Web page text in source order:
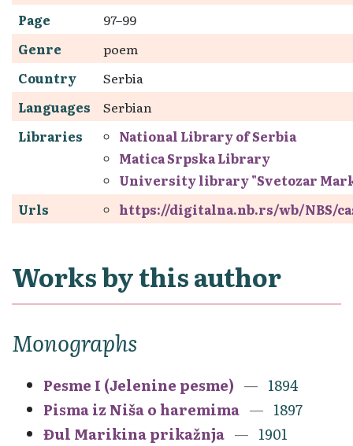
Page
97–99
Genre
poem
Country
Serbia
Languages
Serbian
Libraries
National Library of Serbia
Matica Srpska Library
University library "Svetozar
Urls
https://digitalna.nb.rs/wb/NBS/
Works by this author
Monographs
Pesme I (Jelenine pesme)
1894
Pisma iz Niša o haremima
1897
Đul Marikina prikažnja
1901